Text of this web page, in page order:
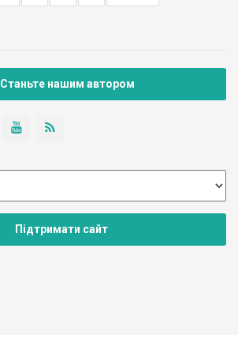
Станьте нашим автором
Підтримати сайт